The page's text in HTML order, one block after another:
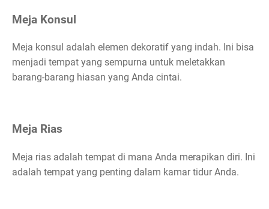
Meja Konsul
Meja konsul adalah elemen dekoratif yang indah. Ini bisa
menjadi tempat yang sempurna untuk meletakkan
barang-barang hiasan yang Anda cintai.
Meja Rias
Meja rias adalah tempat di mana Anda merapikan diri. Ini
adalah tempat yang penting dalam kamar tidur Anda.